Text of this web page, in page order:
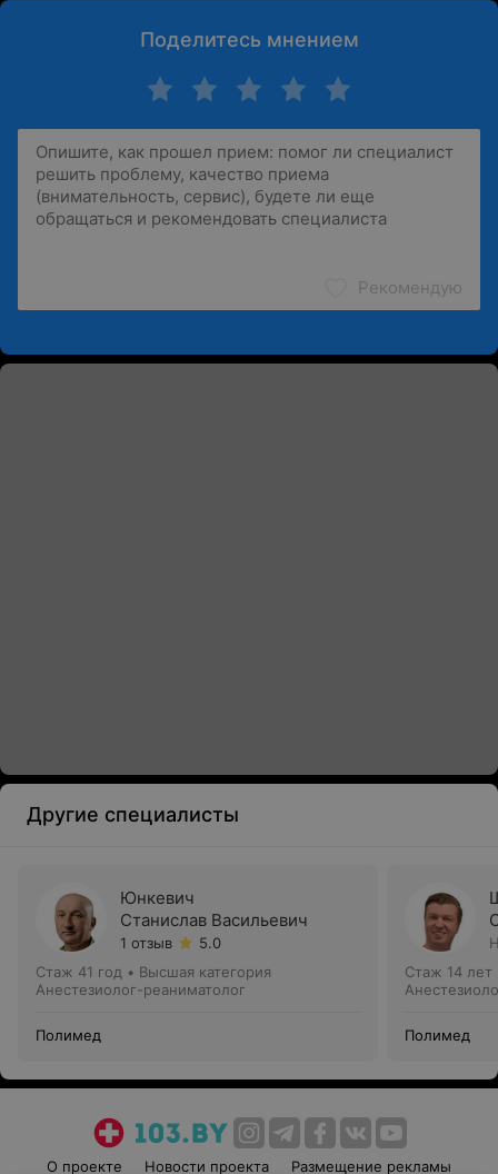
Поделитесь мнением
Рекомендую
Другие специалисты
Юнкевич
Станислав Васильевич
1 отзыв
5.0
Стаж 41 год • Высшая категория
Анестезиолог-реаниматолог
Полимед
Стаж 14 лет
Полимед
О проекте Новости проекта Размещение рекламы